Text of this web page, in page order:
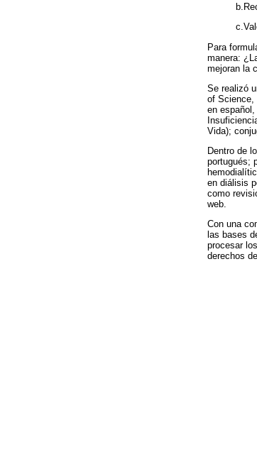
Para
manera:
mejoran la
Se realizó
of Science,
en
Vida);
Dentro de
portugués;
en diálisis
como
web.
Con una
las bases
procesar
derechos